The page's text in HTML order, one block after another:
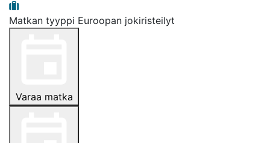
Matkan tyyppi Euroopan jokiristeilyt
Varaa matka